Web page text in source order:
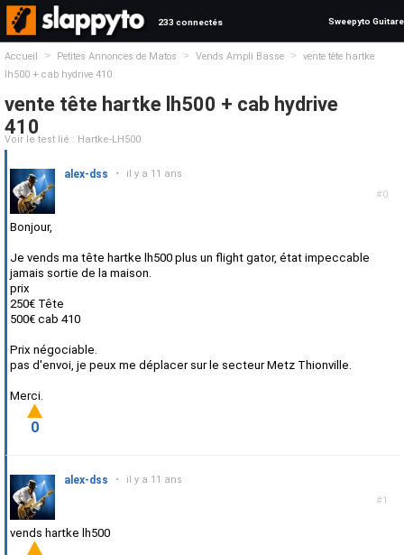
233 connectés Sweepyto Guitare
Accueil > Petites Annonces de Matos > Vends Ampli Basse >
vente tête hartke
lh500 + cab hydrive 410
vente tête hartke lh500 + cab hydrive
410
Voir le test lié : Hartke-LH500
#0
alex-dss • il y a 11 ans
Bonjour,
Je vends ma tête hartke lh500 plus un flight gator, état impeccable
jamais sortie de la maison.
prix
250€ Tête
500€ cab 410
Prix négociable.
pas d'envoi, je peux me déplacer sur le secteur Metz Thionville.
Merci.
0
#1
alex-dss • il y a 11 ans
vends hartke lh500